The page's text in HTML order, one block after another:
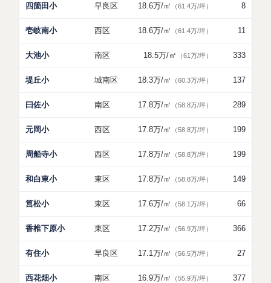
四箇田小 早良区 18.6万/㎡ （61.4万/坪） 8
壱岐南小 西区 18.6万/㎡ （61.4万/坪） 11
大池小 南区 18.5万/㎡ （61万/坪） 333
堤丘小 城南区 18.3万/㎡ （60.3万/坪） 137
曰佐小 南区 17.8万/㎡ （58.8万/坪） 289
元岡小 西区 17.8万/㎡ （58.8万/坪） 199
周船寺小 西区 17.8万/㎡ （58.8万/坪） 199
和白東小 東区 17.8万/㎡ （58.8万/坪） 149
筥松小 東区 17.6万/㎡ （58.1万/坪） 66
香椎下原小 東区 17.2万/㎡ （56.9万/坪） 366
有住小 早良区 17.1万/㎡ （56.5万/坪） 27
西花畑小 南区 16.9万/㎡ （55.9万/坪） 377